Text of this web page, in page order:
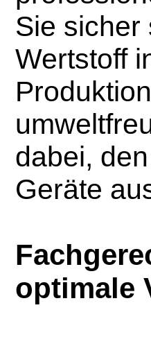
Sie sicher
Wertstoff
dabei,
Geräte
optimale